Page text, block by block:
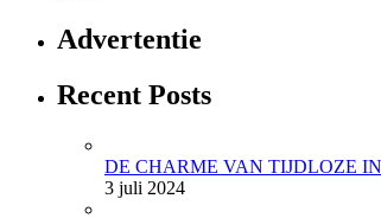
Advertentie
Recent Posts
DE CHARME VAN TIJDLOZE
3 juli 2024